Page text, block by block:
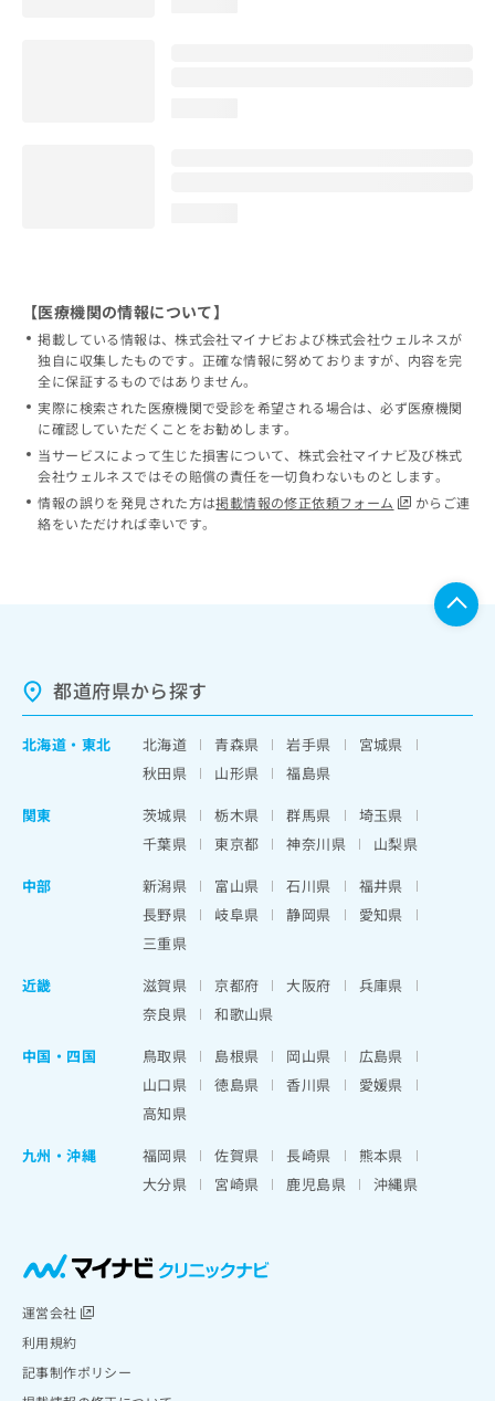
【医療機関の情報について】
掲載している情報は、株式会社マイナビおよび株式会社ウェルネスが
独自に収集したものです。正確な情報に努めておりますが、内容を完
全に保証するものではありません。
実際に検索された医療機関で受診を希望される場合は、必ず医療機関
に確認していただくことをお勧めします。
当サービスによって生じた損害について、株式会社マイナビ及び株式
会社ウェルネスではその賠償の責任を一切負わないものとします。
情報の誤りを発見された方は掲載情報の修正依頼フォーム
からご連
絡をいただければ幸いです。
都道府県から探す
北海道 ・ 東北 北海道 青森県 岩手県
宮城県
秋田県
山形県
福島県
関東
茨城県 栃木県 群馬県
埼玉県
千葉県
東京都 神奈川県
山梨県
中部
新潟県 富山県 石川県
福井県
長野県
岐阜県 静岡県
愛知県
三重県
近畿
滋賀県 京都府 大阪府
兵庫県
奈良県
和歌山県
中国・四国
鳥取県 島根県 岡山県
広島県
山口県
徳島県 香川県
愛媛県
高知県
九州・沖縄
福岡県 佐賀県 長崎県
熊本県
大分県
宮崎県 鹿児島県 沖縄県
運営会社
利用規約
記事制作ポリシー